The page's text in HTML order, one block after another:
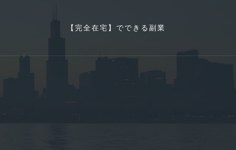
【完全在宅】でできる副業